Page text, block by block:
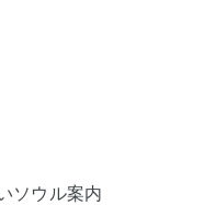
ソウル案内